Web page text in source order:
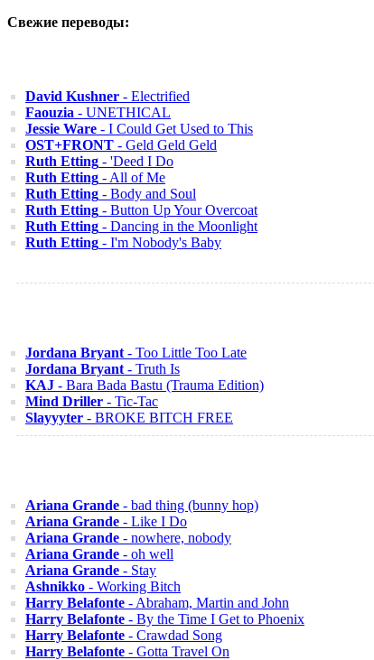
Свежие переводы:
David Kushner - Electrified
Faouzia - UNETHICAL
Jessie Ware - I Could Get Used to This
OST+FRONT - Geld Geld Geld
Ruth Etting - 'Deed I Do
Ruth Etting - All of Me
Ruth Etting - Body and Soul
Ruth Etting - Button Up Your Overcoat
Ruth Etting - Dancing in the Moonlight
Ruth Etting - I'm Nobody's Baby
Jordana Bryant - Too Little Too Late
Jordana Bryant - Truth Is
KAJ - Bara Bada Bastu (Trauma Edition)
Mind Driller - Tic-Tac
Slayyyter - BROKE BITCH FREE
Ariana Grande - bad thing (bunny hop)
Ariana Grande - Like I Do
Ariana Grande - nowhere, nobody
Ariana Grande - oh well
Ariana Grande - Stay
Ashnikko - Working Bitch
Harry Belafonte - Abraham, Martin and John
Harry Belafonte - By the Time I Get to Phoenix
Harry Belafonte - Crawdad Song
Harry Belafonte - Gotta Travel On